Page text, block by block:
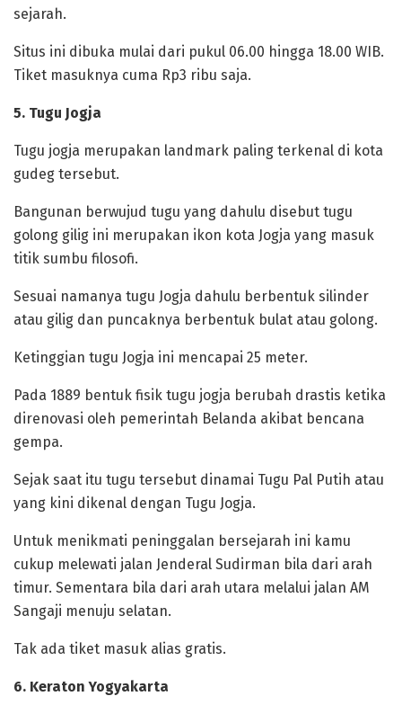
sejarah.
Situs ini dibuka mulai dari pukul 06.00 hingga 18.00 WIB.
Tiket masuknya cuma Rp3 ribu saja.
5. Tugu Jogja
Tugu jogja merupakan landmark paling terkenal di kota
gudeg tersebut.
Bangunan berwujud tugu yang dahulu disebut tugu
golong gilig ini merupakan ikon kota Jogja yang masuk
titik sumbu filosofi.
Sesuai namanya tugu Jogja dahulu berbentuk silinder
atau gilig dan puncaknya berbentuk bulat atau golong.
Ketinggian tugu Jogja ini mencapai 25 meter.
Pada 1889 bentuk fisik tugu jogja berubah drastis ketika
direnovasi oleh pemerintah Belanda akibat bencana
gempa.
Sejak saat itu tugu tersebut dinamai Tugu Pal Putih atau
yang kini dikenal dengan Tugu Jogja.
Untuk menikmati peninggalan bersejarah ini kamu
cukup melewati jalan Jenderal Sudirman bila dari arah
timur. Sementara bila dari arah utara melalui jalan AM
Sangaji menuju selatan.
Tak ada tiket masuk alias gratis.
6. Keraton Yogyakarta